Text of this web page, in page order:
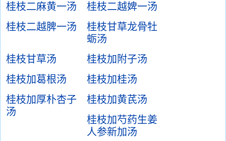
桂枝二麻黄一汤
桂枝二越婢一汤
桂枝二越脾一汤
桂枝甘草龙骨牡
蛎汤
桂枝甘草汤
桂枝加附子汤
桂枝加葛根汤
桂枝加桂汤
桂枝加厚朴杏子
汤
桂枝加黄芪汤
桂枝加芍药生姜
人参新加汤